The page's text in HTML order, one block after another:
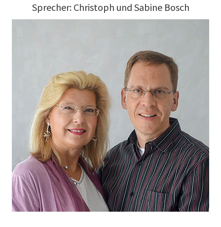
Sprecher: Christoph und Sabine Bosch